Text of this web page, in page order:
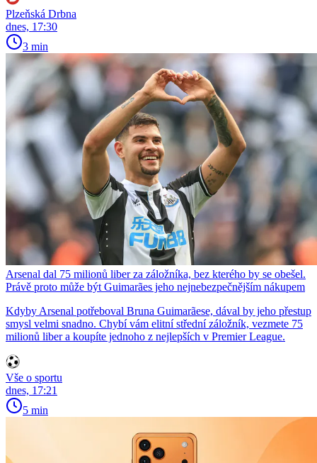
Plzeňská Drbna
dnes, 17:30
3 min
Arsenal dal 75 milionů liber za záložníka, bez kterého by se obešel.
Právě proto může být Guimarães jeho nejnebezpečnějším nákupem
Kdyby Arsenal potřeboval Bruna Guimarãese, dával by jeho přestup
smysl velmi snadno. Chybí vám elitní střední záložník, vezmete 75
milionů liber a koupíte jednoho z nejlepších v Premier League.
Vše o sportu
dnes, 17:21
5 min